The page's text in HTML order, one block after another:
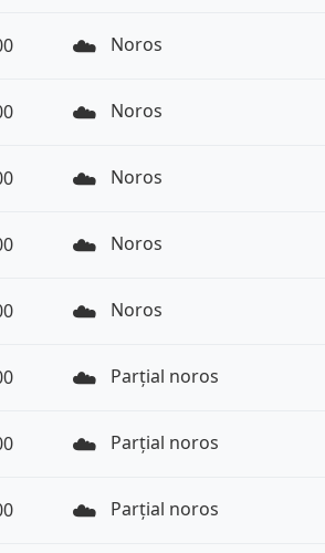
☁️ Noros
☁️ Noros
☁️ Noros
☁️ Noros
☁️ Noros
☁️ Parțial noros
☁️ Parțial noros
☁️ Parțial noros